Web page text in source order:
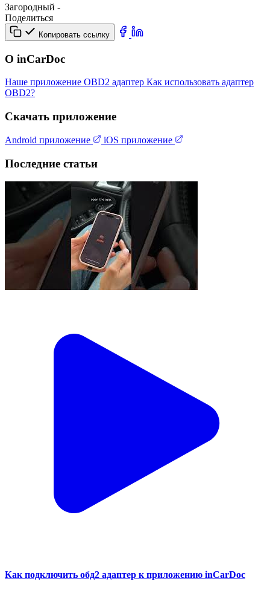
Загородный -
Поделиться
Копировать ссылку
О inCarDoc
Наше приложение OBD2 адаптер Как использовать адаптер
OBD2?
Скачать приложение
Android приложение iOS приложение
Последние статьи
Как подключить обд2 адаптер к приложению inCarDoc